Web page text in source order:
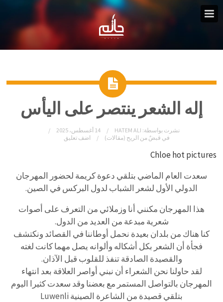
إله الشعر ينتصر على اليأس
نشرت بواسطة: HATEM ALI
14 أغسطس، 2025
في قبضٌ من الريح (مقالات) اضف تعليق
Chloe hot pictures
سعدت العام الماضي بتلقي دعوة كريمة لحضور المهرجان
الدولي الأول لشعر الشباب لدول البركس في الصين.
هذا المهرجان مكنني أنا وزملائي من التعرف على أصوات
شعرية مبدعة من العديد من الدول.
كنا هناك من بلدان بعيدة نحمل أوطاننا في القصائد ونكتشف
فجأة أن الشعر بكل أشكاله وألوانه يصل مهما كانت لغته
والقصيدة الصادقة تنفذ للقلوب قبل الآذان.
لقد حاولنا نحن الشعراء أن نبني أواصر العلاقة بعد انتهاء
المهرجان بالتواصل المستمر مع بعضنا وقد سعدت كثيرا اليوم
بتلقي قصيدة من الشاعرة الصينية Luwenli